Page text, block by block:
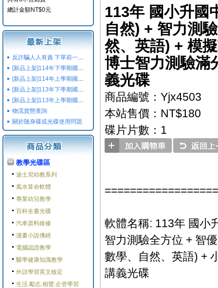
總計金額NT$0元
反詐騙人人有責 下單前一定要注意
[新品上架]114年下學期國小國中高中命題光碟,校用卷,習作
[新品上架]114年上學期國小國中高中命題光碟,校用卷,習作
[新品上架]113年下學期國小國中高中命題光碟,校用卷,習作
[新品上架]113年上學期國小國中高中命題光碟,校用卷,習作
物流貨態查詢
關於随身碟或光碟使用問題
教學光碟區
迪士尼幼教系列
風水算命軟體
專業幼兒教學
百科全書光碟
汽車資料維修
漫畫小說佛經
電腦認證教學
醫學健康知識教學
外語學習英文檢定
生活.勵志.相聲.企管學習
113年 國小升國
自然) + 智力測
然、英語) + 模
博士智力測驗滿
義光碟
商品編號：Yjx4503
本站售價：NT$180
碟片片數：1
軟體名稱: 113年 國小
智力測驗全方位 + 智
數學、自然、英語) +
講義光碟